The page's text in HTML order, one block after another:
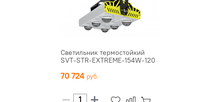
Светильник термостойкий
SVT-STR-EXTREME-154W-120
70 724